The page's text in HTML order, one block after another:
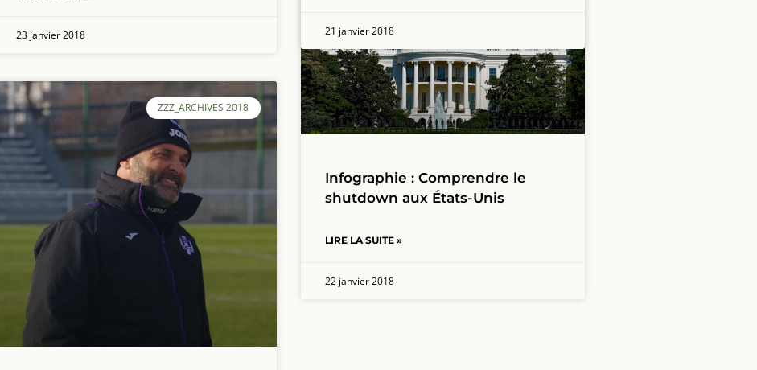
23 janvier 2018
ZZZ_ARCHIVES 2018
Infographie : Comprendre le
shutdown aux États-Unis
LIRE LA SUITE »
22 janvier 2018
21 janvier 2018